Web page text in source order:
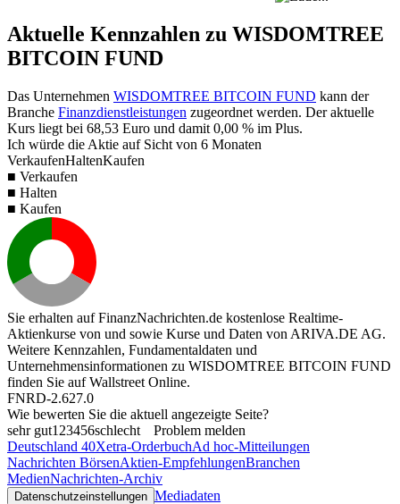
Aktuelle Kennzahlen zu WISDOMTREE
BITCOIN FUND
Das Unternehmen WISDOMTREE BITCOIN FUND kann der
Branche Finanzdienstleistungen zugeordnet werden. Der aktuelle
Kurs liegt bei 68,53 Euro und damit 0,00 % im Plus.
Ich würde die Aktie auf Sicht von 6 Monaten
VerkaufenHaltenKaufen
■ Verkaufen
■ Halten
■ Kaufen
Sie erhalten auf FinanzNachrichten.de kostenlose Realtime-
Aktienkurse von und sowie Kurse und Daten von ARIVA.DE AG.
Weitere Kennzahlen, Fundamentaldaten und
Unternehmensinformationen zu WISDOMTREE BITCOIN FUND
finden Sie aufWallstreet Online.
FNRD-2.627.0
Wie bewerten Sie die aktuell angezeigte Seite?
sehr gut1 23456schlecht
Problem melden
Deutschland 40Xetra-OrderbuchAd hoc-Mitteilungen
Nachrichten BörsenAktien-EmpfehlungenBranchen
MedienNachrichten-Archiv
Datenschutzeinstellungen Mediadaten